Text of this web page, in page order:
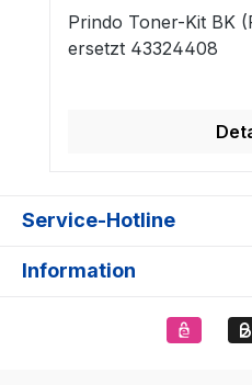
Prindo Toner-Kit BK
ersetzt 43324408
Service-Hotline
Information